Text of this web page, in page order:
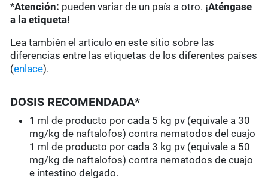
*Atención: pueden variar de un país a otro. ¡Aténgase
a la etiqueta!
Lea también el artículo en este sitio sobre las
diferencias entre las etiquetas de los diferentes países
(enlace).
DOSIS RECOMENDADA*
1 ml de producto por cada 5 kg pv (equivale a 30
mg/kg de naftalofos) contra nematodos del cuajo
1 ml de producto por cada 3 kg pv (equivale a 50
mg/kg de naftalofos) contra nematodos de cuajo
e intestino delgado.